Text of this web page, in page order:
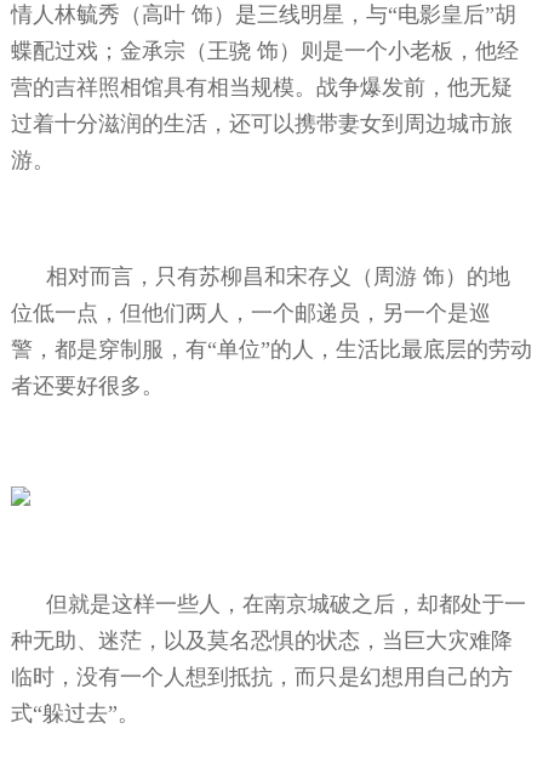
情人林毓秀（高叶 饰）是三线明星，与“电影皇后”胡
蝶配过戏；金承宗（王骁 饰）则是一个小老板，他经
营的吉祥照相馆具有相当规模。战争爆发前，他无疑
过着十分滋润的生活，还可以携带妻女到周边城市旅
游。
相对而言，只有苏柳昌和宋存义（周游 饰）的地
位低一点，但他们两人，一个邮递员，另一个是巡
警，都是穿制服，有“单位”的人，生活比最底层的劳动
者还要好很多。
但就是这样一些人，在南京城破之后，却都处于一
种无助、迷茫，以及莫名恐惧的状态，当巨大灾难降
临时，没有一个人想到抵抗，而只是幻想用自己的方
式“躲过去”。